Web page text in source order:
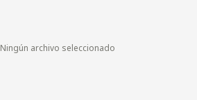
Ningún archivo seleccionado